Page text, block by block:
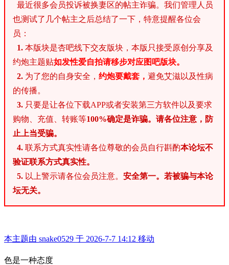
最近很多会员投诉被换妻区的帖主诈骗。我们管理人员
也测试了几个帖主之后总结了一下，特意提醒各位会
员：
1. 本版块是杏吧线下交友版块，本版只接受原创分享及
约炮主题贴如发性爱自拍请移步对应图吧版块。
2. 为了您的自身安全， 约炮要戴套， 避免艾滋以及性病
的传播。
3. 只要是让各位下载APP或者安装第三方软件以及要求
购物、充值、转账等100%确定是诈骗。请各位注意，防
止上当受骗。
4. 联系方式真实性请各位尊敬的会员自行斟酌本论坛不
验证联系方式真实性。
5. 以上警示请各位会员注意。 安全第一。若被骗与本论
坛无关。
本主题由 snake0529 于 2026-7-7 14:12 移动
色是一种态度